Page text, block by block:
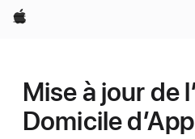
Apple
Mise à jour de
Domicile